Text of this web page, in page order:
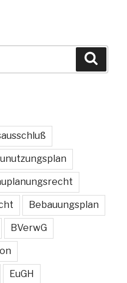
Bebauungsplan
BVerwG
EuGH